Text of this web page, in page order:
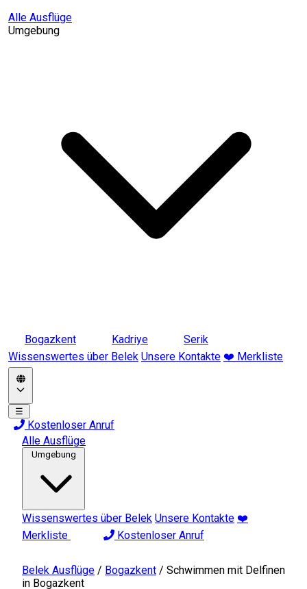
Alle Ausflüge
Umgebung
Bogazkent Kadriye
Serik
Wissenswertes über Belek Unsere Kontakte ❤️ Merkliste
☰
Kostenloser Anruf
Alle Ausflüge
Umgebung
Wissenswertes über Belek Unsere Kontakte ❤️
Merkliste
Kostenloser Anruf
Belek Ausflüge / Bogazkent / Schwimmen mit Delfinen
in Bogazkent